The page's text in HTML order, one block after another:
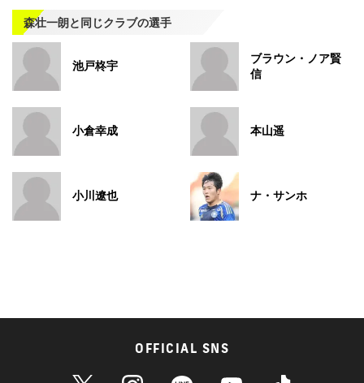
森壮一朗と同じクラブの選手
池戸柊宇
ブラウン・ノア賢
信
小倉幸成 本山遥
小川遼也 ナ・サンホ
OFFICIAL SNS